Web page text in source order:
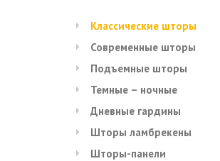
Классические шторы
Современные шторы
Подъемные шторы
Темные – ночные
Дневные гардины
Шторы ламбрекены
Шторы-панели